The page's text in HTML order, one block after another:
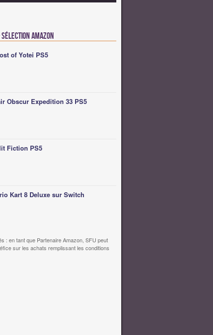
Amazon
of Yotei PS5
Obscur Expedition 33 PS5
Fiction PS5
Kart 8 Deluxe sur Switch
: en tant que Partenaire Amazon, SFU peut
sur les achats remplissant les conditions